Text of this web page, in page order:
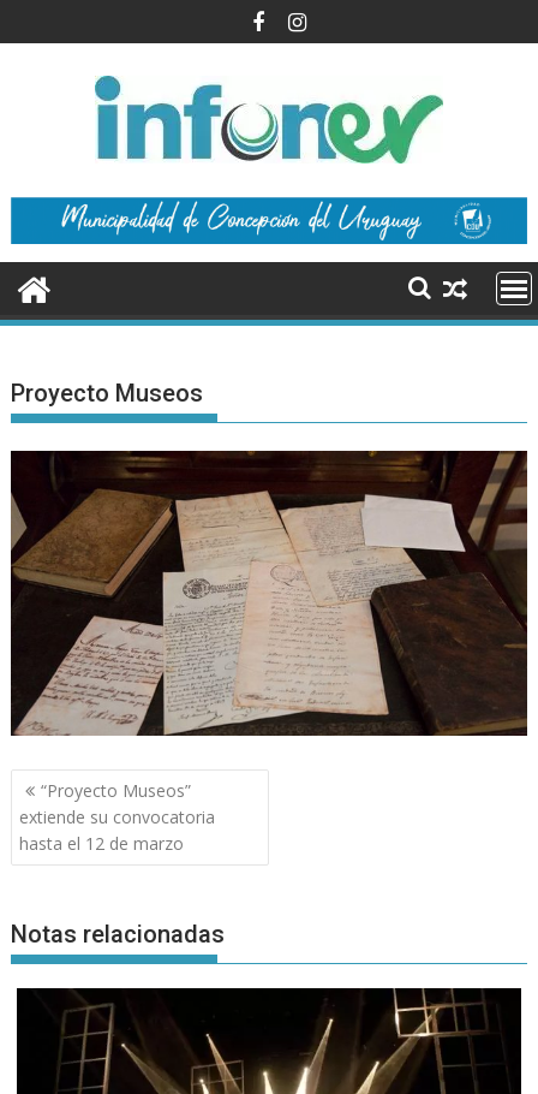
al
Proyecto Museos
Navegación
de
entradas
“Proyecto Museos”
extiende su convocatoria
hasta el 12 de marzo
Notas relacionadas